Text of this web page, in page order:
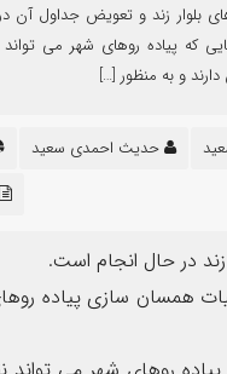
بلوار زند و تعویض جداول آن
که پیاده روهای شهر می
و به منظور […]
حدیث احمدی سعید
در حال انجام است.
همسان سازی پیاده
تیر